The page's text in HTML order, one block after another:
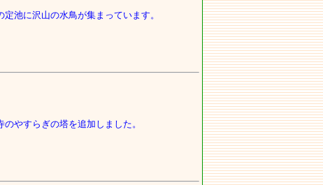
定池に沢山の水鳥が集まっています。
のやすらぎの塔を追加しました。